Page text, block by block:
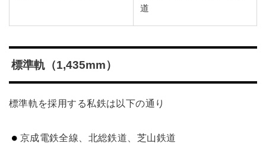
道
標準軌（1,435mm）
標準軌を採用する私鉄は以下の通り
京成電鉄全線、北総鉄道、芝山鉄道